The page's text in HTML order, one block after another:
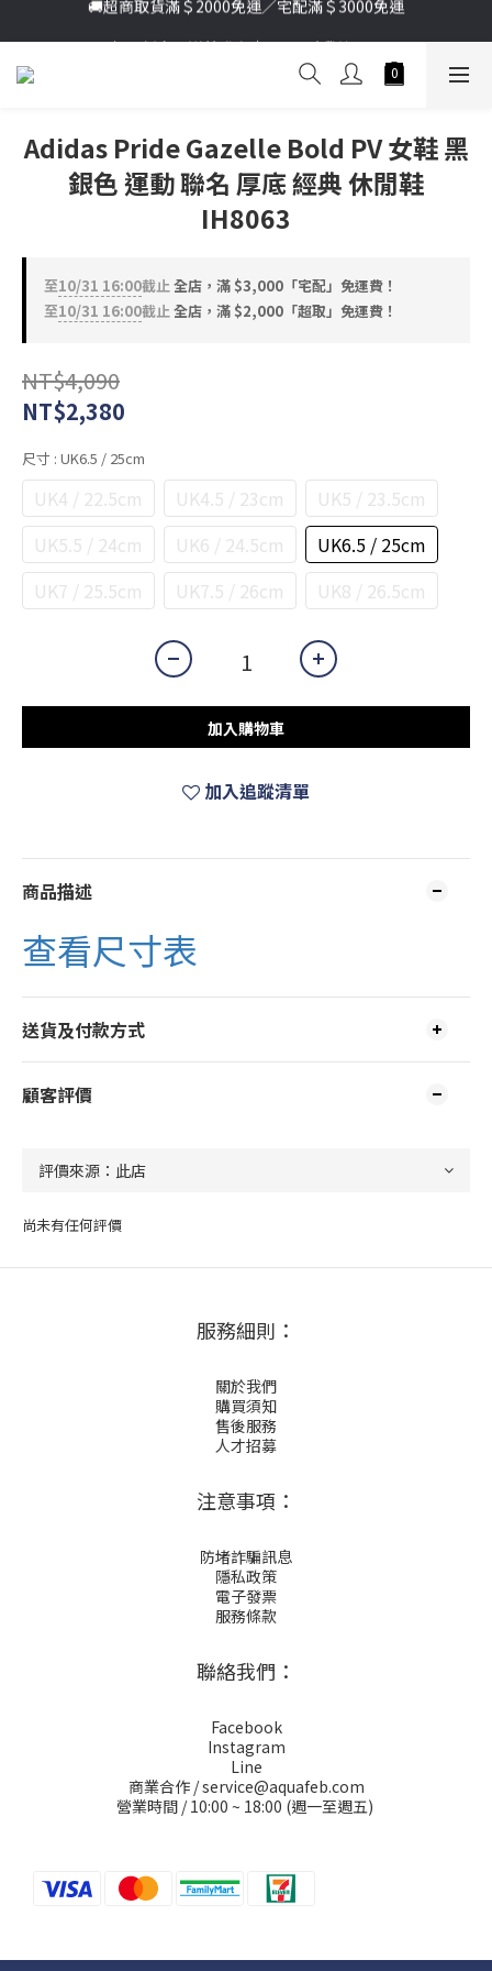
加入新會員送首購金＄100🔥點我註冊➞
加入新會員送首購金＄100🔥點我註冊➞
Adidas Pride Gazelle Bold PV 女鞋 黑
銀色 運動 聯名 厚底 經典 休閒鞋
IH8063
至10/31 16:00截止全店，滿 $3,000「宅配」免運費！
至10/31 16:00截止全店，滿 $2,000「超取」免運費！
NT$4,090
NT$2,380
尺寸 : UK6.5 / 25cm
UK4 / 22.5cm UK4.5 / 23cm
UK5 / 23.5cm
UK5.5 / 24cm
UK6 / 24.5cm
UK6.5 / 25cm
UK7 / 25.5cm
UK7.5 / 26cm UK8 / 26.5cm
加入購物車
加入追蹤清單
商品描述
查看尺寸表
送貨及付款方式
顧客評價
尚未有任何評價
服務細則：
關於我們
購買須知
售後服務
人才招募
注意事項：
防堵詐騙訊息
隱私政策
電子發票
服務條款
聯絡我們：
Facebook
Instagram
Line
商業合作 / service@aquafeb.com
營業時間 / 10:00 ~ 18:00 (週一至週五)